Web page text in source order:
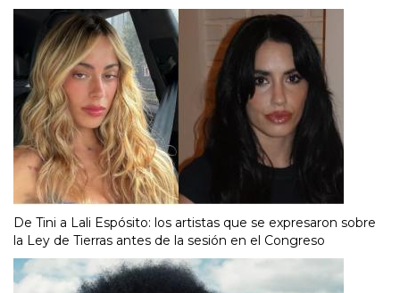
De Tini a Lali Espósito: los artistas que se expresaron sobre
la Ley de Tierras antes de la sesión en el Congreso